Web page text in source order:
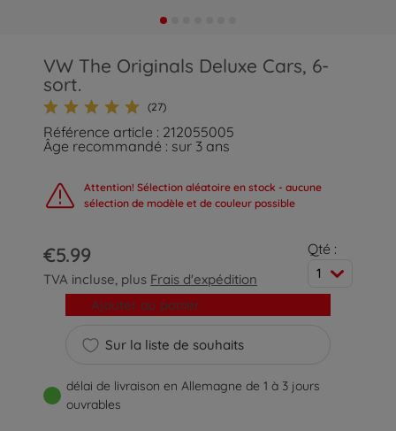
VW The Originals Deluxe Cars, 6-
sort.
(27)
Référence article : 212055005
Âge recommandé : sur 3 ans
Attention! Sélection aléatoire en stock - aucune
sélection de modèle et de couleur possible
€5.99
TVA incluse, plus Frais d'expédition
Qté :
1
Sur la liste de souhaits
Ajouter au panier
délai de livraison en Allemagne de 1 à 3 jours
ouvrables